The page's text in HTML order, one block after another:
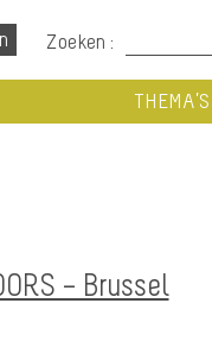
Zoeken :
THEMA’S
– Brussel